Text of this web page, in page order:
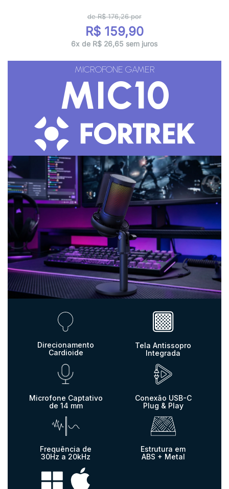
de R$176,26por
R$ 159,90
6x de R$ 26,65 sem juros